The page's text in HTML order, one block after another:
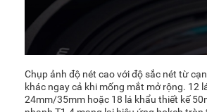
Chụp ảnh độ nét cao với độ sắc nét từ
khác ngay cả khi mống mắt mở rộng. 12
24mm/35mm hoặc 18 lá khẩu thiết kế